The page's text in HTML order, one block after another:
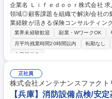
企業名 Ｌｉｆｅｄｏｏｒ株式会社 求人名 【滋賀/コンサルティング】保険
領域◎顧客課題を組織で解決/会社の集客制度あり 仕事
業経験が活きる保険コンサルティン
お客様に寄り添う自由な提案が可能
正当に給与に直結するため、納得感を持っ
顧客開拓に加え、チームでのセミナ
与に直結するため、評価に対する不
強会で、保険の基本から実践的な販
す。 ・毎朝の朝礼と勉強会を通じ、
して確実な成長を実感できるよう全力でサ
業界未経験歓迎 副業・WワークOK
月平均残業時間20時間以内
転勤なし
土日祝休み
正社員
株式会社メンテナンスファクト
【兵庫】消防設備点検/安